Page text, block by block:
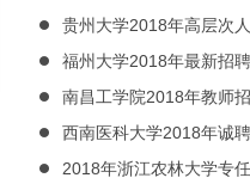
贵州大学2018年高层次
福州大学2018年最新招聘
南昌工学院2018年教师
西南医科大学2018年诚
2018年浙江农林大学专